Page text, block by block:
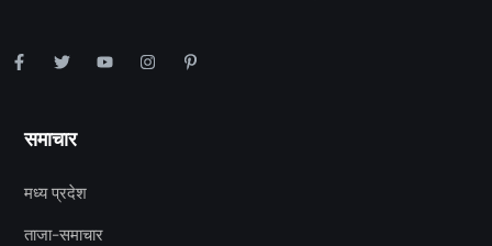
समाचार
मध्य प्रदेश
ताजा-समाचार